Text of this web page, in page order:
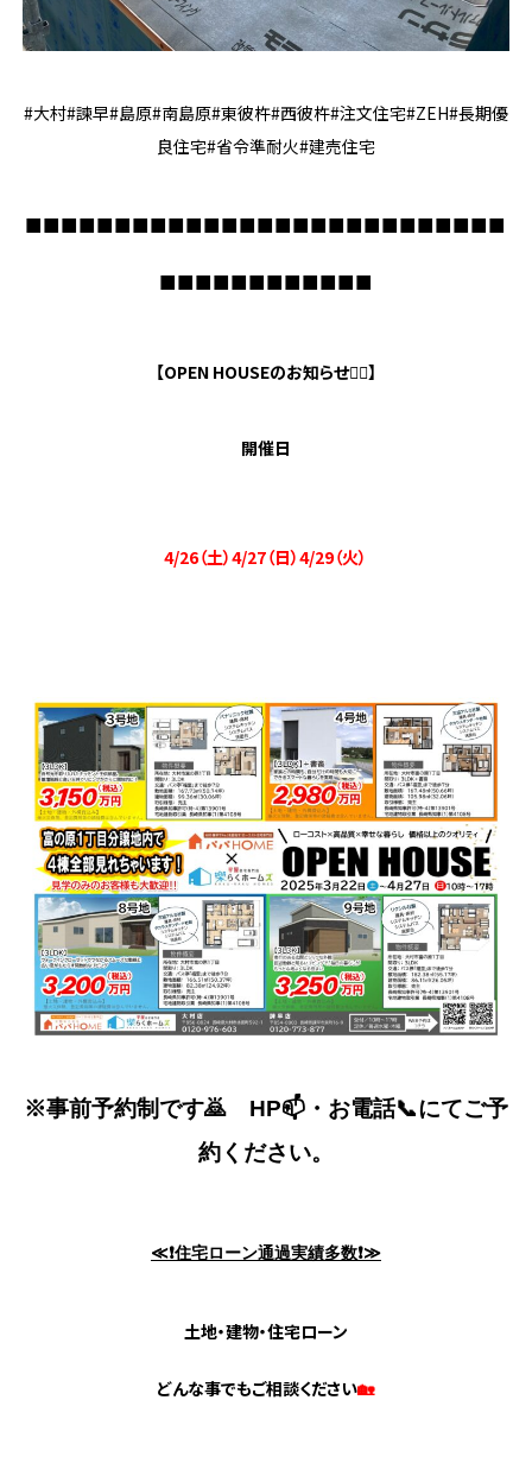
#大村#諫早#島原#南島原#東彼杵#西彼杵#注文住宅#ZEH#長期優
良住宅#省令準耐火#建売住宅
■■■■■■■■■■■■■■■■■■■■■■■■■■■
■■■■■■■■■■■■
【OPEN HOUSEのお知らせ💁‍♀️】
開催日
4/26（土）4/27（日）4/29（火）
※事前予約制です🙇 HP📫・お電話📞にてご予
約ください。
≪❗住宅ローン通過実績多数❗≫
土地・建物・住宅ローン
どんな事でもご相談ください🏡